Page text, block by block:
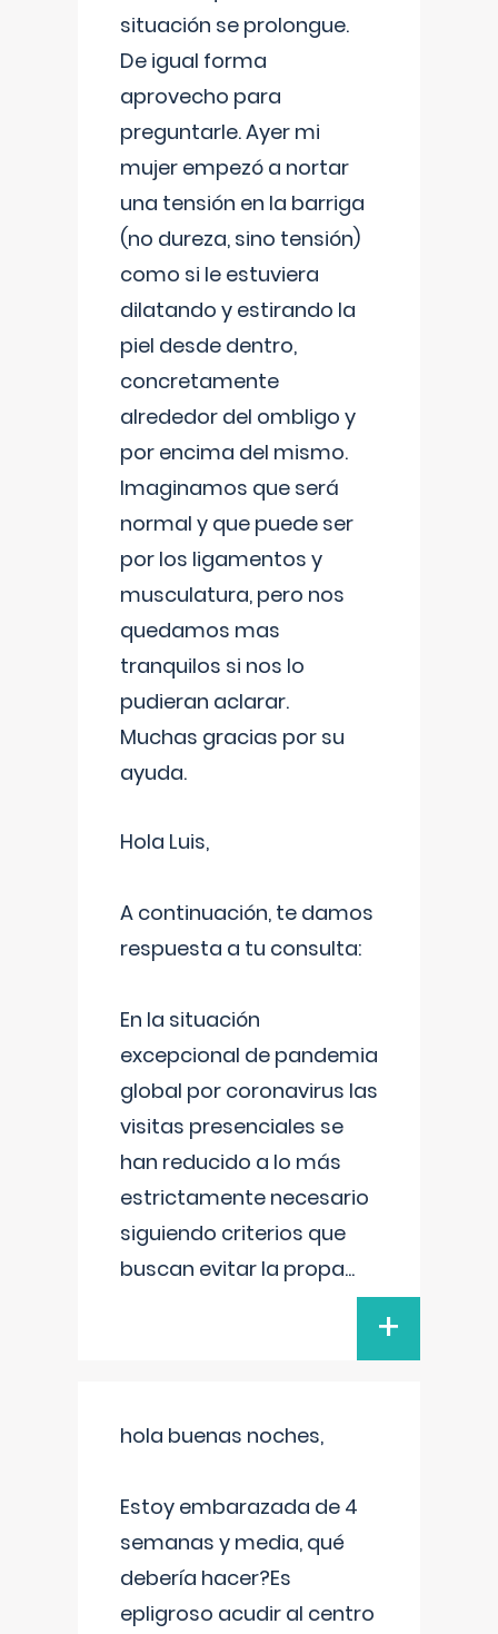
situación se prolongue.
De igual forma
aprovecho para
preguntarle. Ayer mi
mujer empezó a nortar
una tensión en la barriga
(no dureza, sino tensión)
como si le estuviera
dilatando y estirando la
piel desde dentro,
concretamente
alrededor del ombligo y
por encima del mismo.
Imaginamos que será
normal y que puede ser
por los ligamentos y
musculatura, pero nos
quedamos mas
tranquilos si nos lo
pudieran aclarar.
Muchas gracias por su
ayuda.
Hola Luis,
A continuación, te damos
respuesta a tu consulta:
En la situación
excepcional de pandemia
global por coronavirus las
visitas presenciales se
han reducido a lo más
estrictamente necesario
siguiendo criterios que
buscan evitar la propa...
+
hola buenas noches,
Estoy embarazada de 4
semanas y media, qué
debería hacer?Es
epligroso acudir al centro